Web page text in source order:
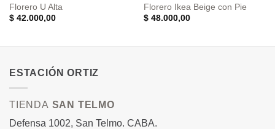
Florero U Alta
$42.000,00
Florero Ikea Beige con Pie
$48.000,00
ESTACIÓN ORTIZ
TIENDA SAN TELMO
Defensa 1002, San Telmo. CABA.